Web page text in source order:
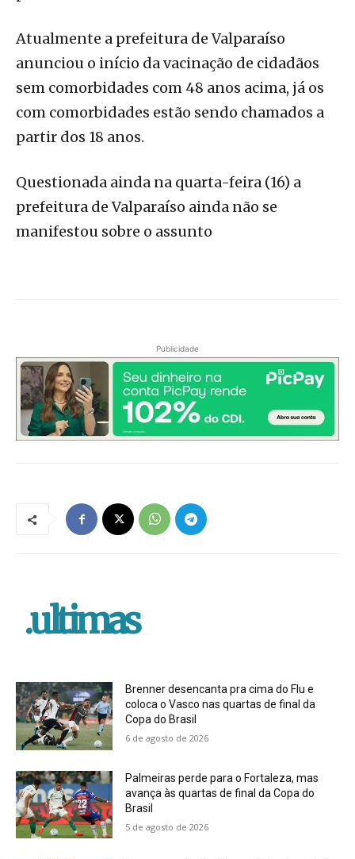
Atualmente a prefeitura de Valparaíso
anunciou o início da vacinação de cidadãos
sem comorbidades com 48 anos acima, já os
com comorbidades estão sendo chamados a
partir dos 18 anos.
Questionada ainda na quarta-feira (16) a
prefeitura de Valparaíso ainda não se
manifestou sobre o assunto
Publicidade
.ultimas
Brenner desencanta pra cima do Flu e
coloca o Vasco nas quartas de final da
Copa do Brasil
6 de agosto de 2026
Palmeiras perde para o Fortaleza, mas
avança às quartas de final da Copa do
Brasil
5 de agosto de 2026